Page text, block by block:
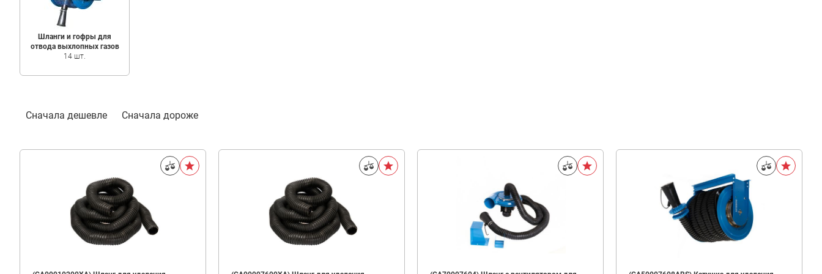
Шланги и гофры для
отвода выхлопных газов
14 шт.
Сначала дешевле Сначала дороже
Фильтр